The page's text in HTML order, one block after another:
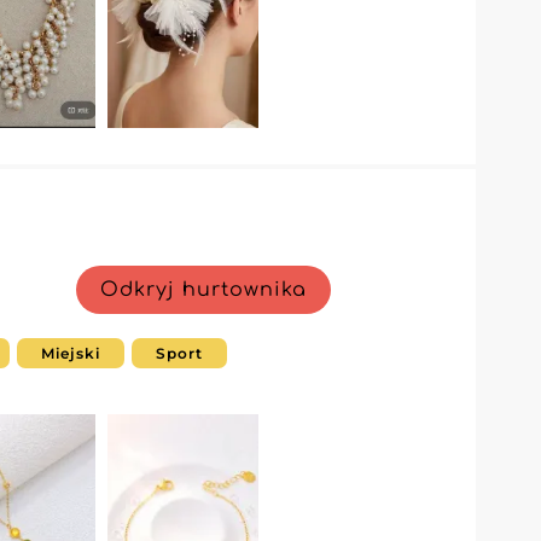
Odkryj hurtownika
Miejski Sport